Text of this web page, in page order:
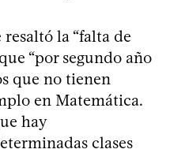
la “falta de
“por segundo año
que no tienen
en Matemática.
hay
clases